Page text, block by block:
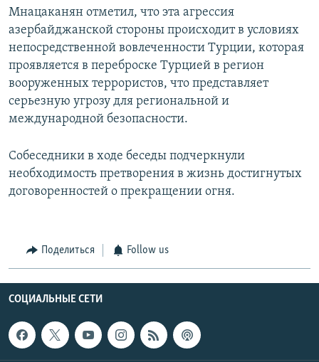
Мнацаканян отметил, что эта агрессия
азербайджанской стороны происходит в условиях
непосредственной вовлеченности Турции, которая
проявляется в переброске Турцией в регион
вооруженных террористов, что представляет
серьезную угрозу для региональной и
международной безопасности.
Собеседники в ходе беседы подчеркнули
необходимость претворения в жизнь достигнутых
договоренностей о прекращении огня.
Поделиться Follow us
СОЦИАЛЬНЫЕ СЕТИ